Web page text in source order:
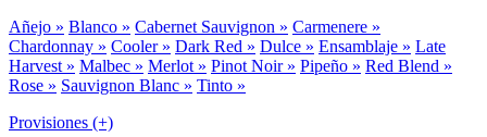
Añejo » Blanco » Cabernet Sauvignon » Carmenere »
Chardonnay » Cooler » Dark Red » Dulce » Ensamblaje » Late
Harvest » Malbec » Merlot » Pinot Noir » Pipeño » Red Blend »
Rose » Sauvignon Blanc » Tinto »
Provisiones (+)